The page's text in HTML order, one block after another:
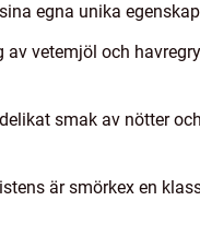
egna unika
vetemjöl och
smak av nötter
är smörkex en